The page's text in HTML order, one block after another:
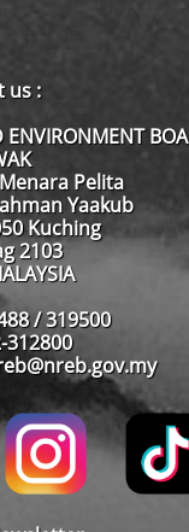
us :
ENVIRONMENT
Pelita
Yaakub
Kuching
2103
/ 319500
312800